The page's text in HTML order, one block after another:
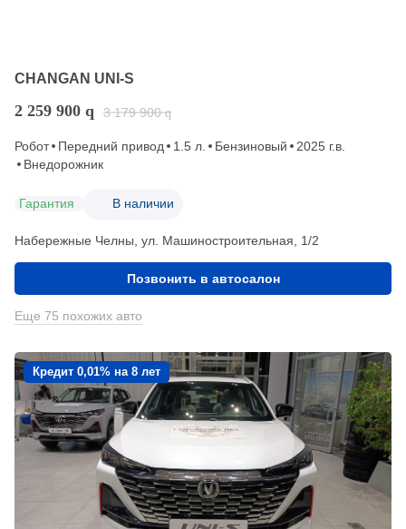
CHANGAN UNI-S
2 259 900 q 3 179 900 q
Робот Передний привод 1.5 л. Бензиновый
2025 г.в.
Внедорожник
Гарантия В наличии
Набережные Челны, ул. Машиностроительная, 1/2
Позвонить в автосалон
Еще 75 похожих авто
Кредит 0,01% на 8 лет